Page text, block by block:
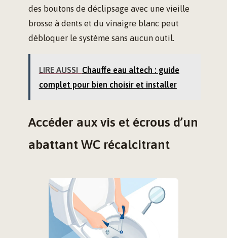
des boutons de déclipsage avec une vieille
brosse à dents et du vinaigre blanc peut
débloquer le système sans aucun outil.
LIRE AUSSI Chauffe eau altech : guide
complet pour bien choisir et installer
Accéder aux vis et écrous d’un
abattant WC récalcitrant